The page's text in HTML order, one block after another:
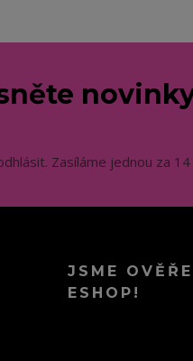
Zasíláme jednou za 14
JSME
ESHOP!